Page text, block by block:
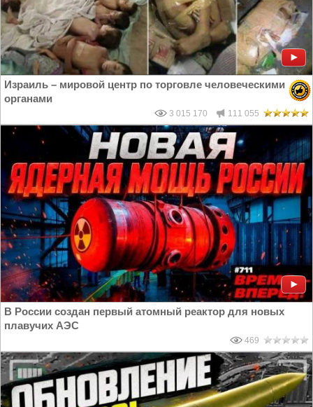
Израиль – мировой центр по торговле человеческими
органами
3 015 170 111 055
В России создан первый атомный реактор для новых
плавучих АЭС
469